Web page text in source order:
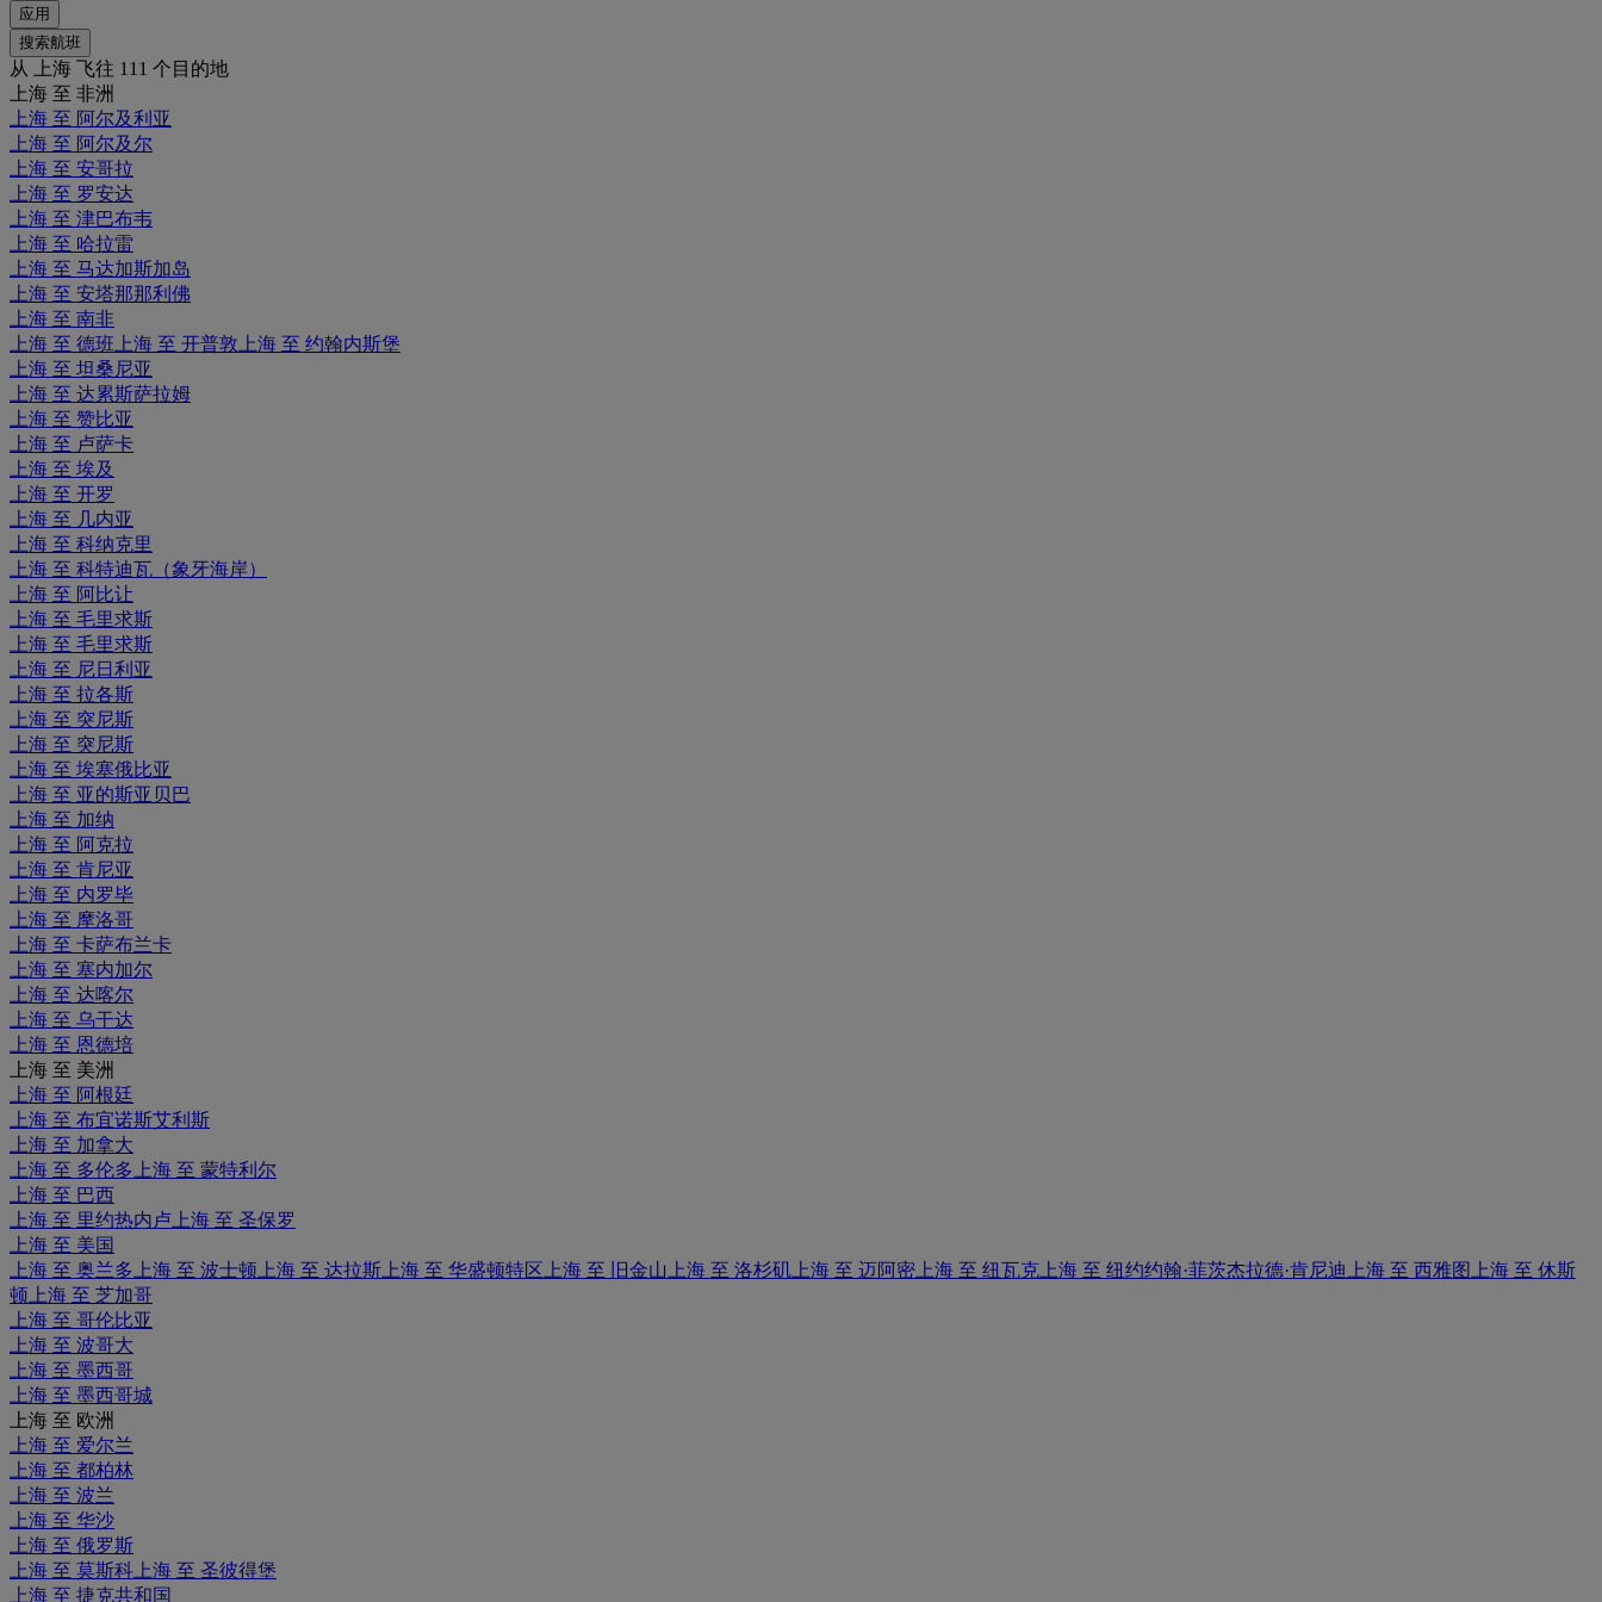
应用
搜索航班
从 上海 飞往 111 个目的地
上海 至 非洲
上海 至 阿尔及利亚
上海 至 阿尔及尔
上海 至 安哥拉
上海 至 罗安达
上海 至 津巴布韦
上海 至 哈拉雷
上海 至 马达加斯加岛
上海 至 安塔那那利佛
上海 至 南非
上海 至 德班 上海 至 开普敦 上海 至 约翰内斯堡
上海 至 坦桑尼亚
上海 至 达累斯萨拉姆
上海 至 赞比亚
上海 至 卢萨卡
上海 至 埃及
上海 至 开罗
上海 至 几内亚
上海 至 科纳克里
上海 至 科特迪瓦（象牙海岸）
上海 至 阿比让
上海 至 毛里求斯
上海 至 毛里求斯
上海 至 尼日利亚
上海 至 拉各斯
上海 至 突尼斯
上海 至 突尼斯
上海 至 埃塞俄比亚
上海 至 亚的斯亚贝巴
上海 至 加纳
上海 至 阿克拉
上海 至 肯尼亚
上海 至 内罗毕
上海 至 摩洛哥
上海 至 卡萨布兰卡
上海 至 塞内加尔
上海 至 达喀尔
上海 至 乌干达
上海 至 恩德培
上海 至 美洲
上海 至 阿根廷
上海 至 布宜诺斯艾利斯
上海 至 加拿大
上海 至 多伦多 上海 至 蒙特利尔
上海 至 巴西
上海 至 里约热内卢 上海 至 圣保罗
上海 至 美国
上海 至 奥兰多 上海 至 波士顿 上海 至 达拉斯 上海 至 华盛顿特区 上海 至 旧金山 上海 至 洛杉矶 上海 至 迈阿密 上海 至 纽瓦克 上海 至 纽约约翰·菲茨杰拉德·肯尼迪 上海 至 西雅图
上海 至 休斯
顿 上海 至 芝加哥
上海 至 哥伦比亚
上海 至 波哥大
上海 至 墨西哥
上海 至 墨西哥城
上海 至 欧洲
上海 至 爱尔兰
上海 至 都柏林
上海 至 波兰
上海 至 华沙
上海 至 俄罗斯
上海 至 莫斯科 上海 至 圣彼得堡
上海 至 捷克共和国